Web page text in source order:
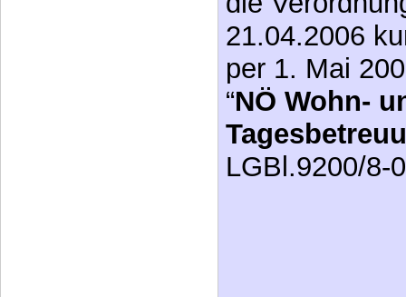
21.04.2006
per 1. Mai
“NÖ Wohn-
LGBl.9200/8-